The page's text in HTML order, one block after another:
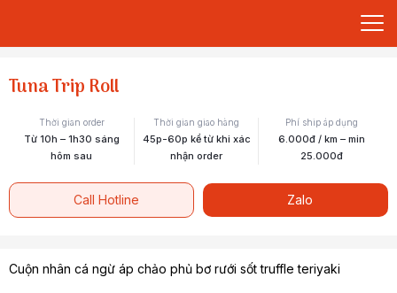
Tuna Trip Roll
Thời gian order
Từ 10h – 1h30 sáng
hôm sau
Thời gian giao hàng
45p-60p kể từ khi xác
nhận order
Phí ship áp dụng
6.000đ / km – min
25.000đ
Call Hotline Zalo
Cuộn nhân cá ngừ áp chảo phủ bơ rưới sốt truffle teriyaki